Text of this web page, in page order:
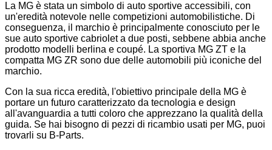
La MG è stata un simbolo di auto sportive accessibili, con
un'eredità notevole nelle competizioni automobilistiche. Di
conseguenza, il marchio è principalmente conosciuto per le
sue auto sportive cabriolet a due posti, sebbene abbia anche
prodotto modelli berlina e coupé. La sportiva MG ZT e la
compatta MG ZR sono due delle automobili più iconiche del
marchio.
Con la sua ricca eredità, l'obiettivo principale della MG è
portare un futuro caratterizzato da tecnologia e design
all'avanguardia a tutti coloro che apprezzano la qualità della
guida. Se hai bisogno di pezzi di ricambio usati per MG, puoi
trovarli su B-Parts.